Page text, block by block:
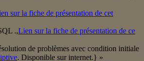
sur la fiche de présentation de cet
.,Lien sur la fiche de présentation de ce
de problèmes avec condition initiale
. Disponible sur internet.} »